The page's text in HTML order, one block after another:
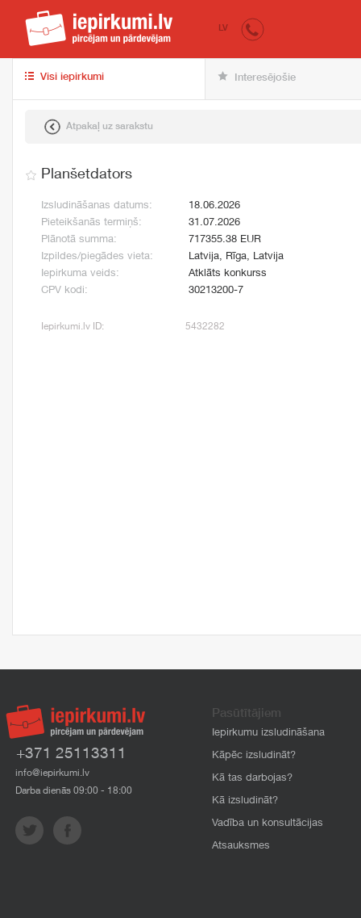
iepirkumi.lv
LV
Visi iepirkumi Interesējošie
Atpakaļ uz sarakstu
Planšetdators
Izsludināšanas datums:
18.06.2026
Pieteikšanās termiņš:
31.07.2026
Plānotā summa:
717355.38 EUR
Izpildes/piegādes vieta:
Latvija, Rīga, Latvija
Iepirkuma veids:
Atklāts konkurss
CPV kodi:
30213200-7
Iepirkumi.lv ID: 5432282
+371 25113311
info@iepirkumi.lv
Darba dienās 09:00 - 18:00
Pasūtītājiem
Iepirkumu izsludināšana
Kāpēc izsludināt?
Kā tas darbojas?
Kā izsludināt?
Vadība un konsultācijas
Atsauksmes